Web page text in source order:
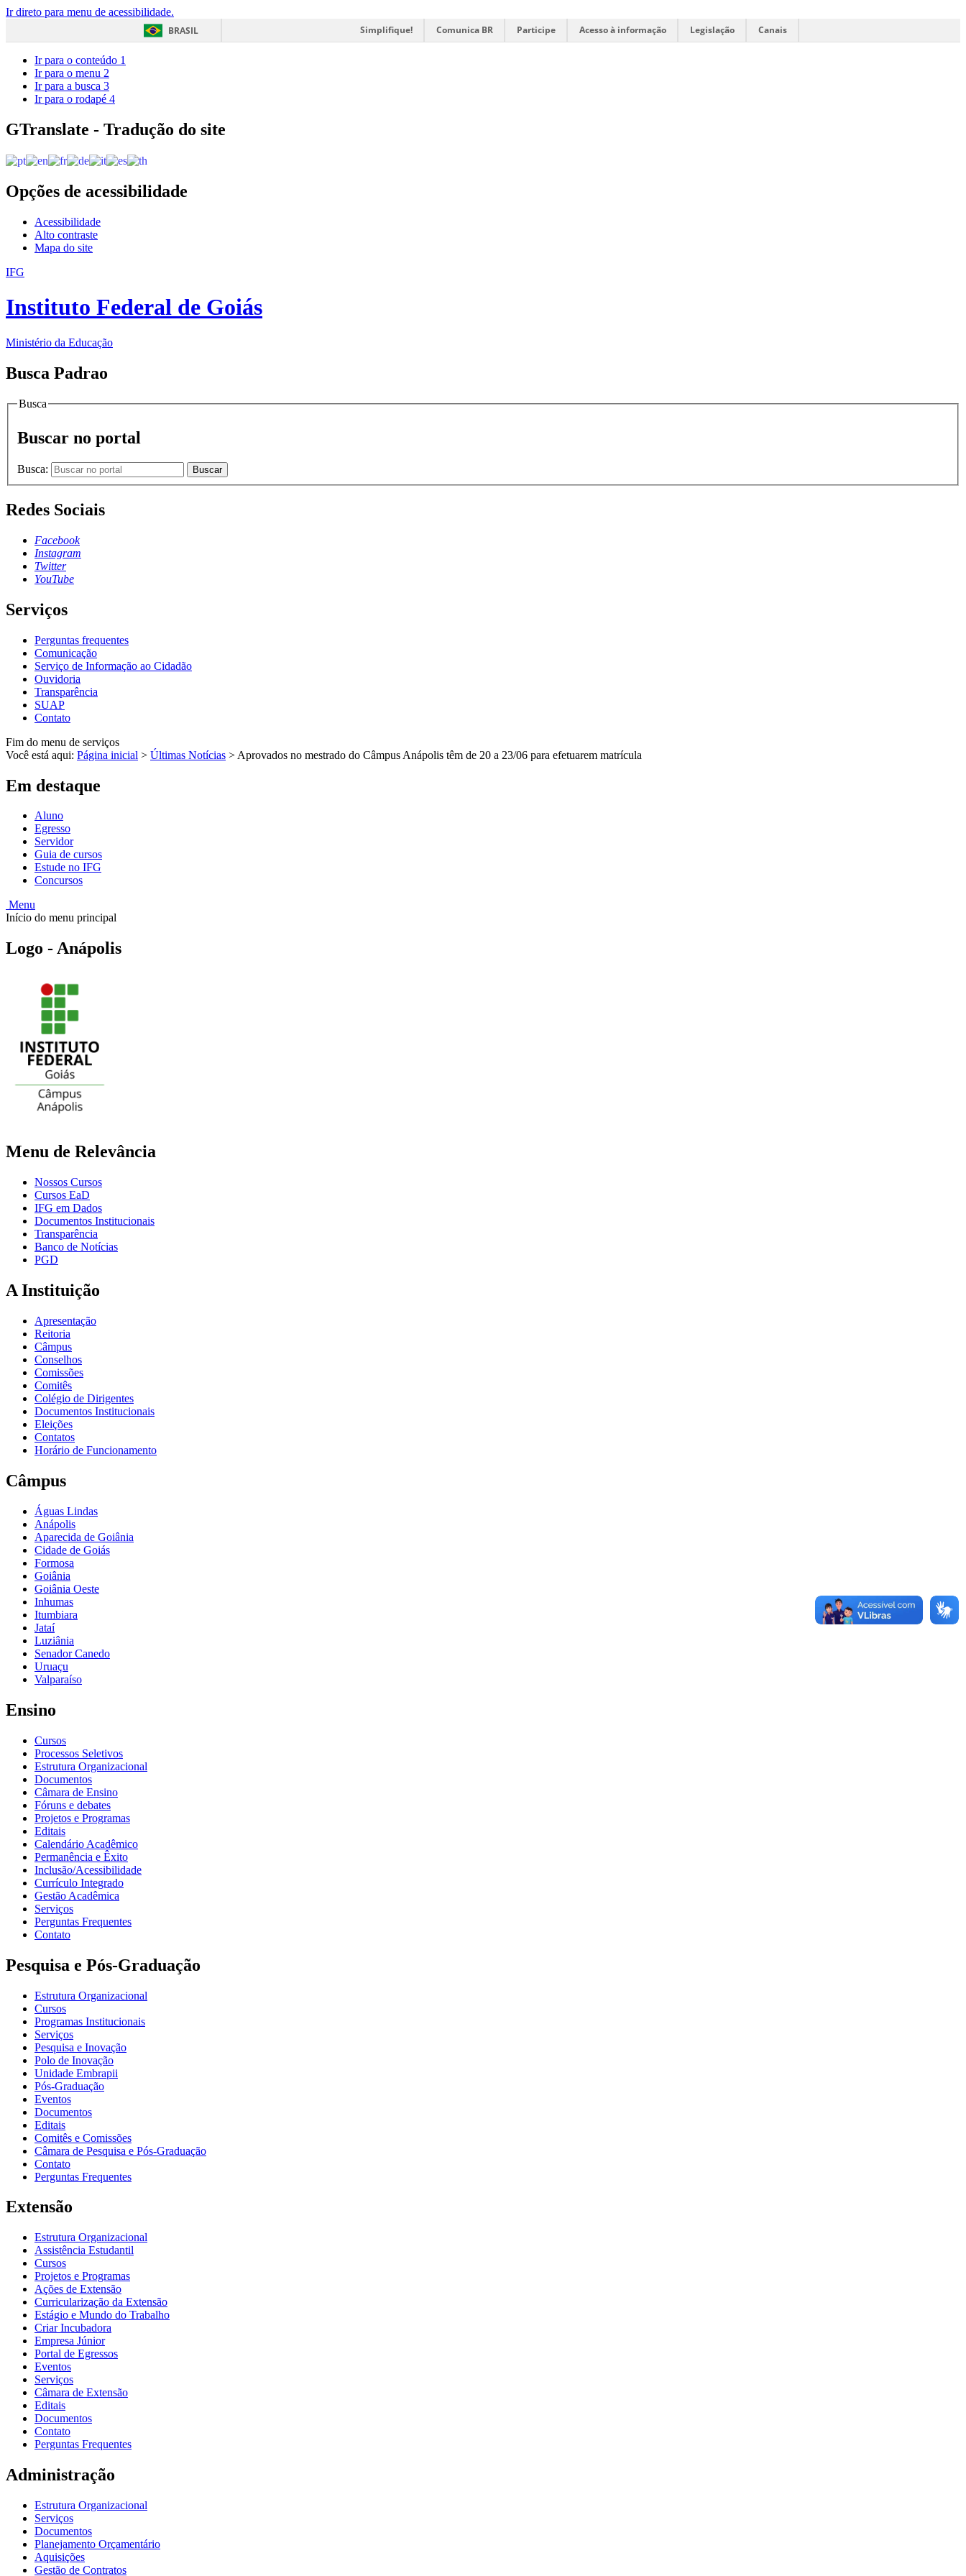
Ir direto para menu de acessibilidade.
BRASIL
Simplifique! Comunica BR Participe Acesso à informação Legislação Canais
Ir para o conteúdo 1
Ir para o menu 2
Ir para a busca 3
Ir para o rodapé 4
GTranslate - Tradução do site
Opções de acessibilidade
Acessibilidade
Alto contraste
Mapa do site
IFG
Instituto Federal de Goiás
Ministério da Educação
Busca Padrao
Busca
Buscar no portal
Busca: Buscar
Redes Sociais
Facebook
Instagram
Twitter
YouTube
Serviços
Perguntas frequentes
Comunicação
Serviço de Informação ao Cidadão
Ouvidoria
Transparência
SUAP
Contato
Fim do menu de serviços
Você está aqui: Página inicial > Últimas Notícias > Aprovados no mestrado do Câmpus Anápolis têm de 20 a 23/06 para efetuarem matrícula
Em destaque
Aluno
Egresso
Servidor
Guia de cursos
Estude no IFG
Concursos
Menu
Início do menu principal
Logo - Anápolis
Menu de Relevância
Nossos Cursos
Cursos EaD
IFG em Dados
Documentos Institucionais
Transparência
Banco de Notícias
PGD
A Instituição
Apresentação
Reitoria
Câmpus
Conselhos
Comissões
Comitês
Colégio de Dirigentes
Documentos Institucionais
Eleições
Contatos
Horário de Funcionamento
Câmpus
Águas Lindas
Anápolis
Aparecida de Goiânia
Cidade de Goiás
Formosa
Goiânia
Goiânia Oeste
Inhumas
Itumbiara
Jataí
Luziânia
Senador Canedo
Uruaçu
Valparaíso
Ensino
Cursos
Processos Seletivos
Estrutura Organizacional
Documentos
Câmara de Ensino
Fóruns e debates
Projetos e Programas
Editais
Calendário Acadêmico
Permanência e Êxito
Inclusão/Acessibilidade
Currículo Integrado
Gestão Acadêmica
Serviços
Perguntas Frequentes
Contato
Pesquisa e Pós-Graduação
Estrutura Organizacional
Cursos
Programas Institucionais
Serviços
Pesquisa e Inovação
Polo de Inovação
Unidade Embrapii
Pós-Graduação
Eventos
Documentos
Editais
Comitês e Comissões
Câmara de Pesquisa e Pós-Graduação
Contato
Perguntas Frequentes
Extensão
Estrutura Organizacional
Assistência Estudantil
Cursos
Projetos e Programas
Ações de Extensão
Curricularização da Extensão
Estágio e Mundo do Trabalho
Criar Incubadora
Empresa Júnior
Portal de Egressos
Eventos
Serviços
Câmara de Extensão
Editais
Documentos
Contato
Perguntas Frequentes
Administração
Estrutura Organizacional
Serviços
Documentos
Planejamento Orçamentário
Aquisições
Gestão de Contratos